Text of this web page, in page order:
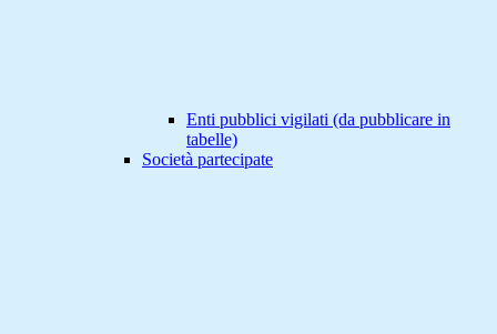
Enti pubblici vigilati (da pubblicare in
tabelle)
Società partecipate